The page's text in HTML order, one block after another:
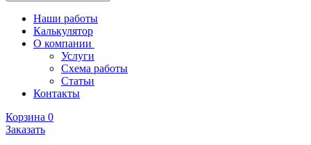
Наши работы
Калькулятор
О компании
Услуги
Схема работы
Статьи
Контакты
Корзина 0
Заказать